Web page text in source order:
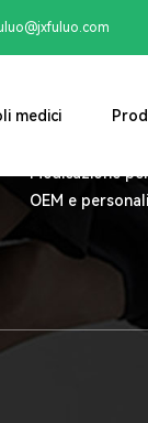
medici
Prodotti Sports
Medicazione
OEM e